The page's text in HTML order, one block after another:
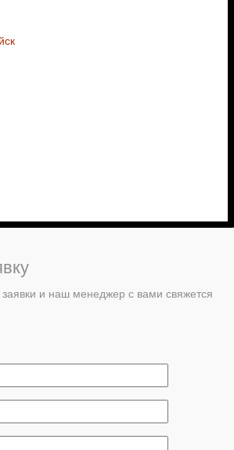
и наш менеджер с вами свяжется